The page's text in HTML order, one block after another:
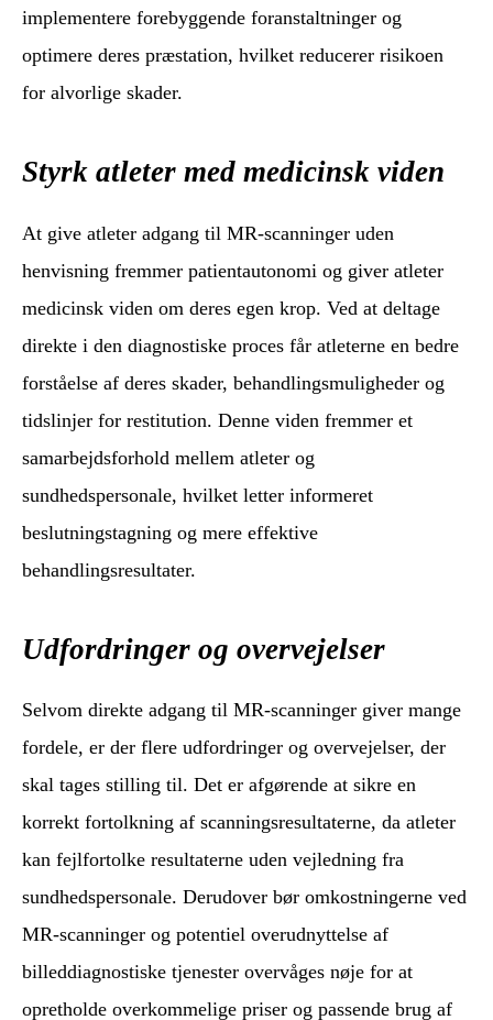
implementere forebyggende foranstaltninger og
optimere deres præstation, hvilket reducerer risikoen
for alvorlige skader.
Styrk atleter med medicinsk viden
At give atleter adgang til MR-scanninger uden
henvisning fremmer patientautonomi og giver atleter
medicinsk viden om deres egen krop. Ved at deltage
direkte i den diagnostiske proces får atleterne en bedre
forståelse af deres skader, behandlingsmuligheder og
tidslinjer for restitution. Denne viden fremmer et
samarbejdsforhold mellem atleter og
sundhedspersonale, hvilket letter informeret
beslutningstagning og mere effektive
behandlingsresultater.
Udfordringer og overvejelser
Selvom direkte adgang til MR-scanninger giver mange
fordele, er der flere udfordringer og overvejelser, der
skal tages stilling til. Det er afgørende at sikre en
korrekt fortolkning af scanningsresultaterne, da atleter
kan fejlfortolke resultaterne uden vejledning fra
sundhedspersonale. Derudover bør omkostningerne ved
MR-scanninger og potentiel overudnyttelse af
billeddiagnostiske tjenester overvåges nøje for at
opretholde overkommelige priser og passende brug af